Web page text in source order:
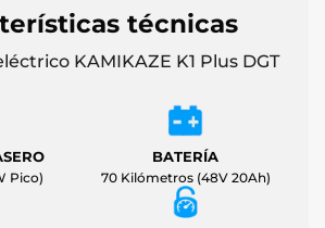
técnicas
KAMIKAZE K1 Plus DGT
Pico)
BATERÍA
70 Kilómetros (48V 20Ah)